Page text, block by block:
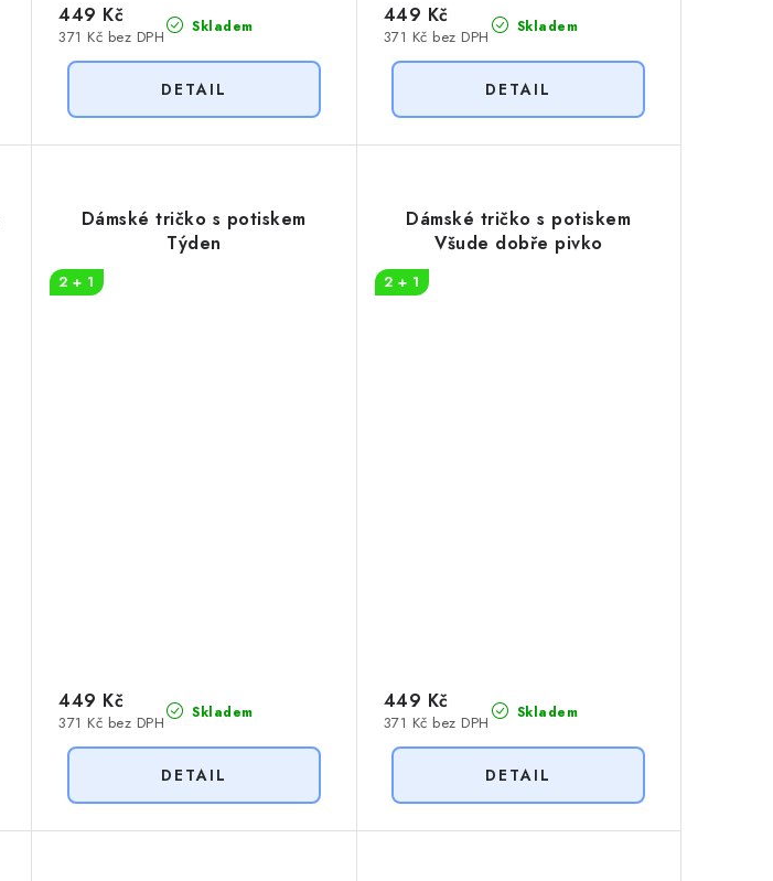
Skladem
371 Kč bez DPH
449 Kč Skladem
371 Kč bez DPH
449 Kč
Dámské tričko s potiskem
Týden
2 + 1
Skladem
371 Kč bez DPH
449 Kč
Dámské tričko s potiskem
Všude dobře pivko
2 + 1
Skladem
371 Kč bez DPH
449 Kč